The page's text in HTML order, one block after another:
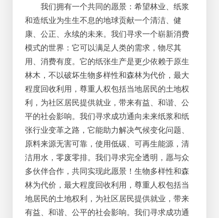
我们拥有一个共同的愿景：希望林业、纸浆
和造纸业为生生不息的地球贡献一个清洁、健
康、公正、永续的未来。我们寻求一个崭新消费
模式的世界：它可以满足人类的需求，物尽其
用、消费有度。它的纸张生产是更少依赖于原生
林木，不以破坏生物多样性和森林为代价，最大
程度回收利用，尊重人权包括当地居民的土地权
利，为社区居民提供就业，带来有益、和谐、公
平的社会影响。我们寻求成功通向未来纸浆和纸
张行业变革之路，它能助力解决气候变化问题、
原料来源无害可靠，使用低碳、可再生能源，清
洁用水，零废零排。我们寻求完全透明，愿与众
多伙伴合作，共同实现此愿景！生物多样性和森
林为代价，最大程度回收利用，尊重人权包括当
地居民的土地权利，为社区居民提供就业，带来
有益、和谐、公平的社会影响。我们寻求成功通